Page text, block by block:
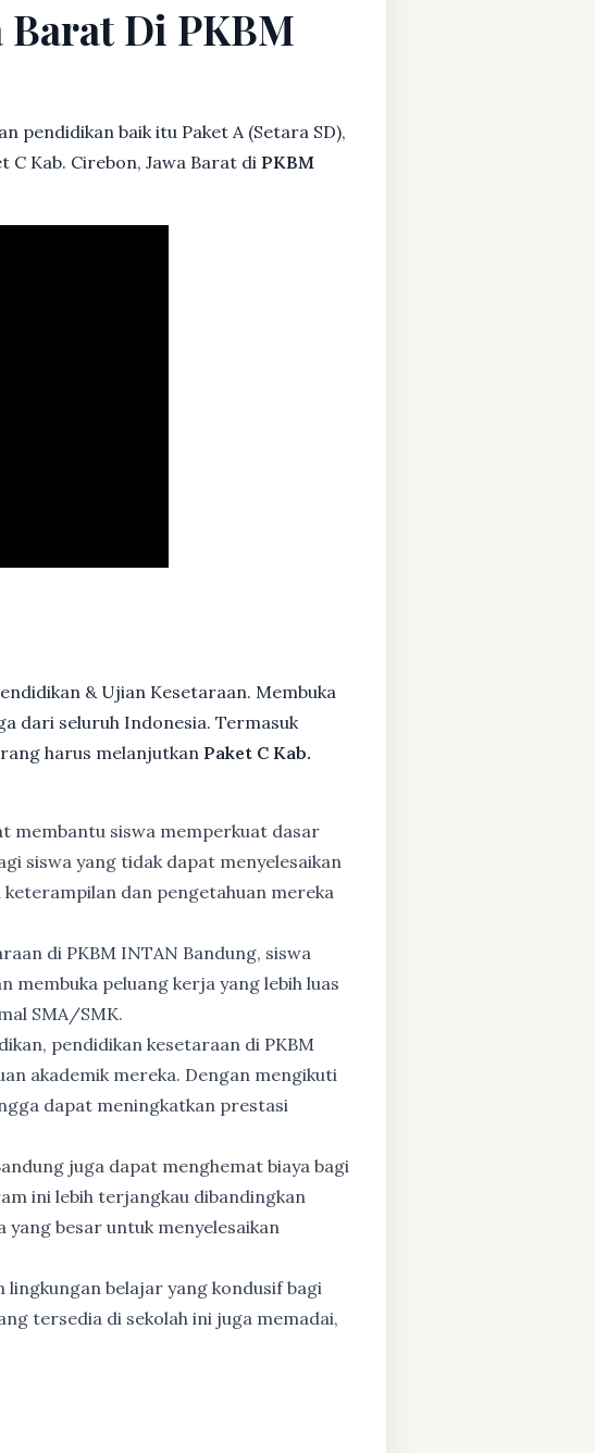
Barat Di PKBM
pendidikan baik itu Paket A (Setara SD),
C Kab. Cirebon, Jawa Barat di PKBM
& Ujian Kesetaraan. Membuka
dari seluruh Indonesia. Termasuk
harus melanjutkan Paket C Kab.
membantu siswa memperkuat dasar
siswa yang tidak dapat menyelesaikan
dan pengetahuan mereka
di PKBM INTAN Bandung, siswa
membuka peluang kerja yang lebih luas
SMA/SMK.
pendidikan kesetaraan di PKBM
akademik mereka. Dengan mengikuti
dapat meningkatkan prestasi
juga dapat menghemat biaya bagi
ini lebih terjangkau dibandingkan
yang besar untuk menyelesaikan
lingkungan belajar yang kondusif bagi
tersedia di sekolah ini juga memadai,